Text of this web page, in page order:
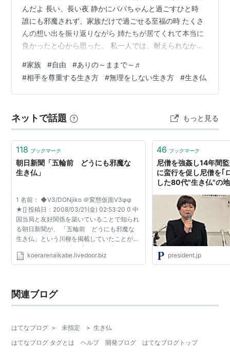
んだよ 長い、長い夜 静かにパパちゃんと過ごすひと時
誰にも邪魔されず、家族だけで過ごせる至福の時 たくさ
んの想い出を振り返りながら 姉たちが居てくれて本当に
良かったと心から思った。 私一人では、耐えられなかっ
の苛立ちや葛藤 きっと心が折れていた 私と姉たちは父親
が違う ママちゃんが姉たちを連れ、子連れで再婚したの
がパパちゃんだ。 それを知ったのは高校生の時だったが
な納得をして、終わった。 なんだろう 違和感も特になく
「それが当たり前…
#家族 #自由 #ありの～ままで～♬
#相手を尊重する生き方 #無理をしない生き方 #生き仏
ネットで話題 もっと見る
118 ブックマーク
朝日新聞「五輪前 どうにも邪魔な
生き仏」
1 名前： ◆V3/DONjiko ＠変態仮面V3φφ
★[] 投稿日：2008/03/21(金) 02:53:20 0 中
国当局と友好関係を築いていることで知られ
る朝日新聞が、 「五輪前 どうにも邪魔な
生き仏」という川柳を掲載していたことが明
らかとなった。 今後の成り行きが注目され
る。 ＳＵＧＥＥＥＥＥＥＥＥＥＥＥＥＥＥＥ
koerarenaikabe.livedoor.biz
46 ブックマーク
尼僧を強姦し14年間
に蛮行を促し尼僧を｢
した80代"生き仏"の
氏…今度は｢天台宗｣
president.jp
関連ブログ
はてなブログ > 未指定 > 生き仏
はてなブログ タグとは
ヘルプ 開発ブログ はてなブログトップ